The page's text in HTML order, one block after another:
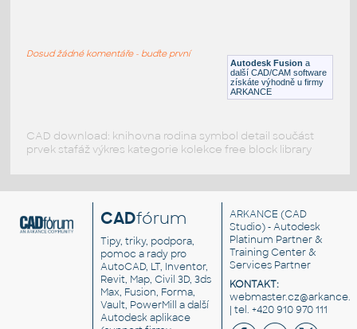
Autodesk Fusion a
další CAD/CAM software
získáte výhodně u firmy
ARKANCE
Dosud žádné komentáře - buďte první
CAD download: knihovna rodina symbol detail součást
prvek stafáž výkres kategorie kolekce free block library
CADfórum
Tipy, triky, podpora,
pomoc a rady pro
AutoCAD, LT, Inventor,
Revit, Map, Civil 3D, 3ds
Max, Fusion, Forma,
Vault, PowerMill a další
Autodesk aplikace
ARKANCE (CAD
Studio) - Autodesk
Platinum Partner &
Training Center &
Services Partner
KONTAKT:
| tel. +420 910 970 111